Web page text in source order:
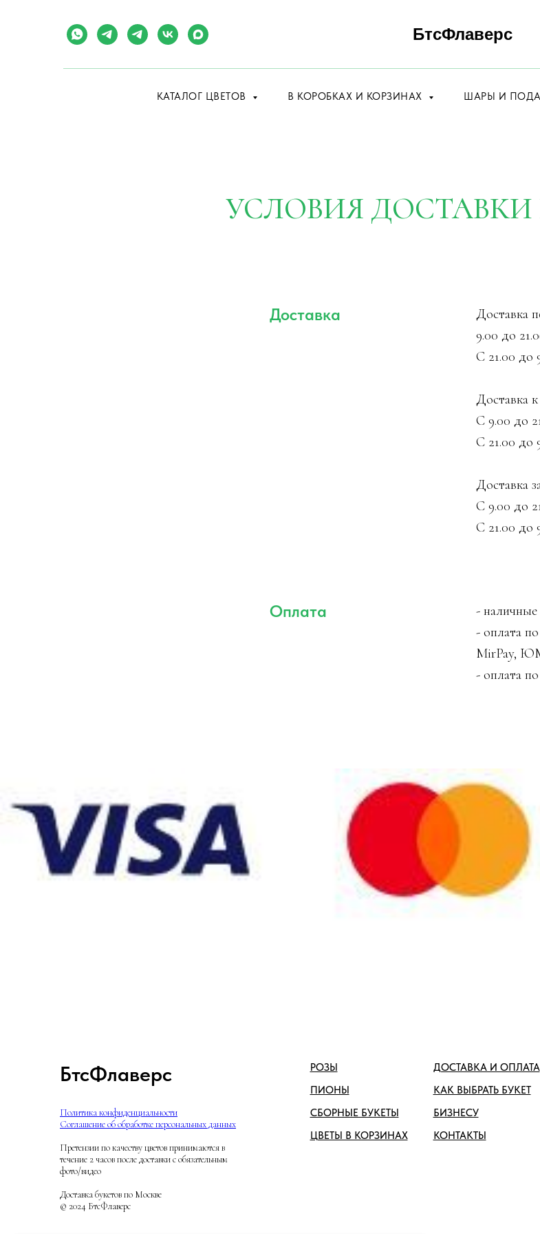
БтсФлаверс
КАТАЛОГ ЦВЕТОВ В КОРОБКАХ И КОРЗИНАХ ШАРЫ И
УСЛОВИЯ
Доставка
Доставка
9.00 до
С 21.00 до
Доставка
С 9.00 до
С 21.00 до
Доставка
С 9.00 до
С 21.00 до
Оплата
- наличные
- ⁠оплата
MirPay,
- ⁠оплата
БтсФлаверс
Политика конфиденциальности
Соглашение об обработке персональных данных
Претензии по качеству цветов принимаются в
течение 2 часов после доставки с обязательным
фото/видео
Доставка букетов по Москве
© 2024 БтсФлаверс
РОЗЫ
ПИОНЫ
СБОРНЫЕ БУКЕТЫ
ЦВЕТЫ В КОРЗИНАХ
ДОСТАВКА И ОПЛАТА
КАК ВЫБРАТЬ БУКЕТ
БИЗНЕСУ
КОНТАКТЫ